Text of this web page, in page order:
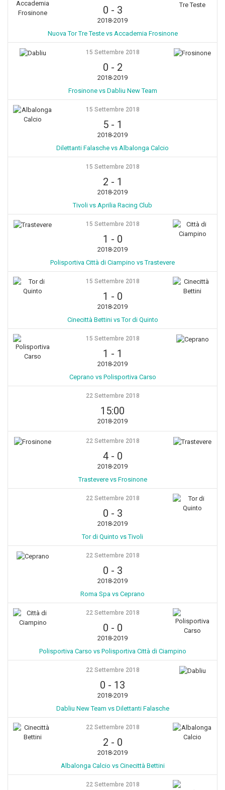
0 - 3
2018-2019
Nuova Tor Tre Teste vs Accademia Frosinone
15 Settembre 2018
0 - 2
2018-2019
Frosinone vs Dabliu New Team
15 Settembre 2018
5- 1
2018-2019
Dilettanti Falasche vs Albalonga Calcio
15 Settembre 2018
2 - 1
2018-2019
Tivoli vs Aprilia Racing Club
15 Settembre 2018
1 - 0
2018-2019
Polisportiva Città di Ciampino vs Trastevere
15 Settembre 2018
1 - 0
2018-2019
Cinecittà Bettini vs Tor di Quinto
15 Settembre 2018
1 - 1
2018-2019
Ceprano vs Polisportiva Carso
22 Settembre 2018
15:00
2018-2019
22 Settembre 2018
4- 0
2018-2019
Trastevere vs Frosinone
22 Settembre 2018
0 - 3
2018-2019
Tor di Quinto vs Tivoli
22 Settembre 2018
0 - 3
2018-2019
Roma Spa vs Ceprano
22 Settembre 2018
0 - 0
2018-2019
Polisportiva Carso vs Polisportiva Città di Ciampino
22 Settembre 2018
0 - 13
2018-2019
Dabliu New Team vs Dilettanti Falasche
22 Settembre 2018
2 - 0
2018-2019
Albalonga Calcio vs Cinecittà Bettini
22 Settembre 2018